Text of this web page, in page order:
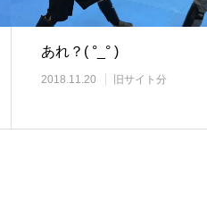
あれ？( °_° )
2018.11.20 旧サイト分